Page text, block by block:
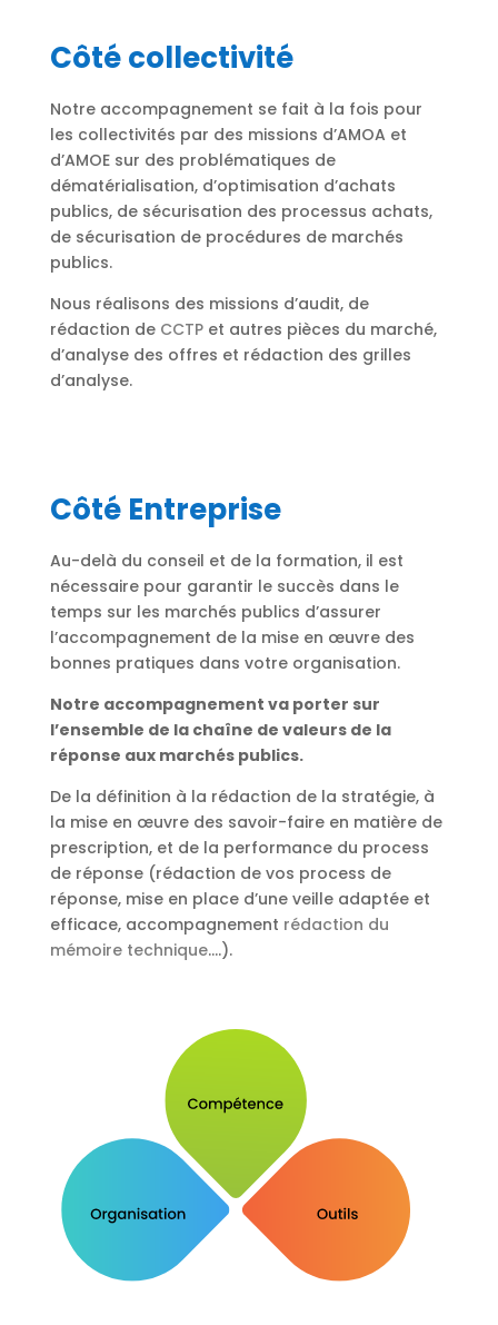
Côté collectivité
Notre accompagnement se fait à la fois pour
les collectivités par des missions d’AMOA et
d’AMOE sur des problématiques de
dématérialisation, d’optimisation d’achats
publics, de sécurisation des processus achats,
de sécurisation de procédures de marchés
publics.
Nous réalisons des missions d’audit, de
rédaction de CCTP et autres pièces du marché,
d’analyse des offres et rédaction des grilles
d’analyse.
Côté Entreprise
Au-delà du conseil et de la formation, il est
nécessaire pour garantir le succès dans le
temps sur les marchés publics d’assurer
l’accompagnement de la mise en œuvre des
bonnes pratiques dans votre organisation.
Notre accompagnement va porter sur
l’ensemble de la chaîne de valeurs de la
réponse aux marchés publics.
De la définition à la rédaction de la stratégie, à
la mise en œuvre des savoir-faire en matière de
prescription, et de la performance du process
de réponse (rédaction de vos process de
réponse, mise en place d’une veille adaptée et
efficace, accompagnement rédaction du
mémoire technique….).